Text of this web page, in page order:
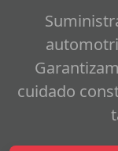
cuidado